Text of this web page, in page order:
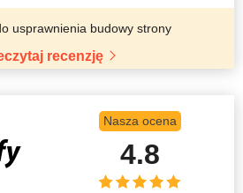
usprawnienia budowy strony
recenzję
Nasza ocena
4.8